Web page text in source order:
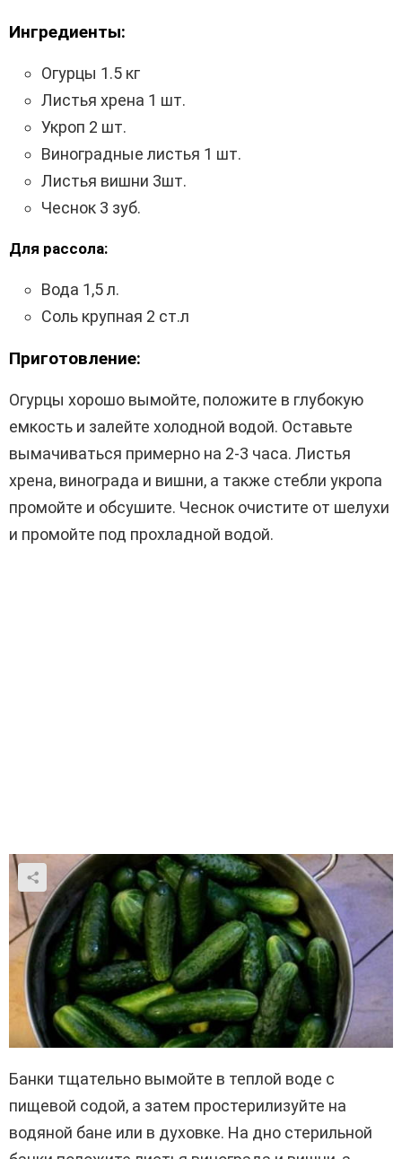
Ингредиенты:
Огурцы 1.5 кг
Листья хрена 1 шт.
Укроп 2 шт.
Виноградные листья 1 шт.
Листья вишни 3шт.
Чеснок 3 зуб.
Для рассола:
Вода 1,5 л.
Соль крупная 2 ст.л
Приготовление:
Огурцы хорошо вымойте, положите в глубокую
емкость и залейте холодной водой. Оставьте
вымачиваться примерно на 2-3 часа. Листья
хрена, винограда и вишни, а также стебли укропа
промойте и обсушите. Чеснок очистите от шелухи
и промойте под прохладной водой.
Банки тщательно вымойте в теплой воде с
пищевой содой, а затем простерилизуйте на
водяной бане или в духовке. На дно стерильной